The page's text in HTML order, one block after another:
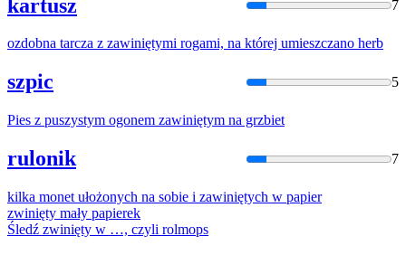
kartusz 7
ozdobna tarcza z zawiniętymi rogami, na której umieszczano herb
szpic 5
Pies z puszystym ogonem zawiniętym na grzbiet
rulonik 7
kilka monet ułożonych na sobie i zawiniętych w papier
zwinięty mały papierek
Śledź zwinięty w …, czyli rolmops